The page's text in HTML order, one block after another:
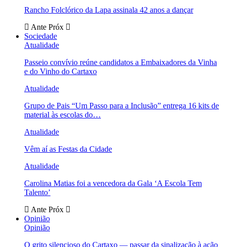
Rancho Folclórico da Lapa assinala 42 anos a dançar
Ante Próx
Sociedade
Atualidade
Passeio convívio reúne candidatos a Embaixadores da Vinha
e do Vinho do Cartaxo
Atualidade
Grupo de Pais “Um Passo para a Inclusão” entrega 16 kits de
material às escolas do…
Atualidade
Vêm aí as Festas da Cidade
Atualidade
Carolina Matias foi a vencedora da Gala ‘A Escola Tem
Talento’
Ante Próx
Opinião
Opinião
O grito silencioso do Cartaxo — passar da sinalização à ação